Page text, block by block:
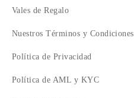
Vales de Regalo
Nuestros Términos y Condiciones
Política de Privacidad
Política de AML y KYC